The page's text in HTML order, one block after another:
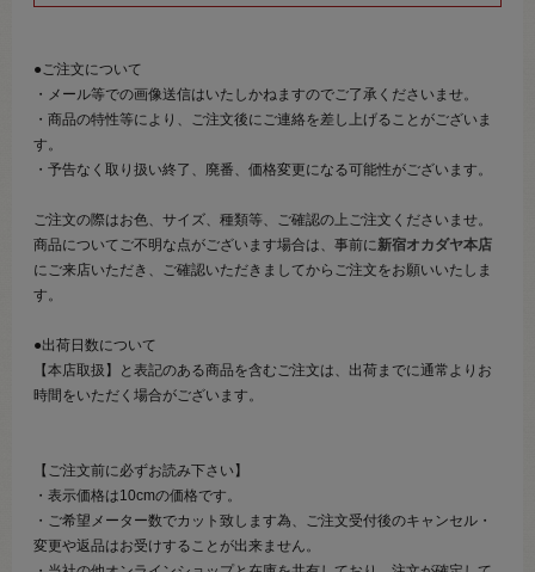
●ご注文について
・メール等での画像送信はいたしかねますのでご了承くださいませ。
・商品の特性等により、ご注文後にご連絡を差し上げることがございま
す。
・予告なく取り扱い終了、廃番、価格変更になる可能性がございます。
ご注文の際はお色、サイズ、種類等、ご確認の上ご注文くださいませ。
商品についてご不明な点がございます場合は、事前に新宿オカダヤ本店
にご来店いただき、ご確認いただきましてからご注文をお願いいたしま
す。
●出荷日数について
【本店取扱】と表記のある商品を含むご注文は、出荷までに通常よりお
時間をいただく場合がございます。
【ご注文前に必ずお読み下さい】
・表示価格は10cmの価格です。
・ご希望メーター数でカット致します為、ご注文受付後のキャンセル・
変更や返品はお受けすることが出来ません。